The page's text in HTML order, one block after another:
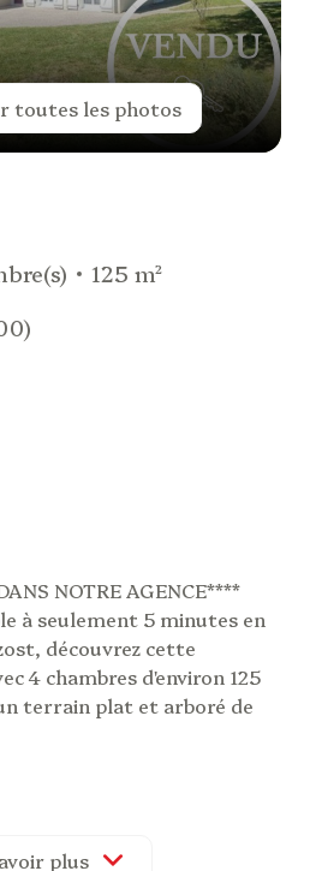
toutes les photos
125 m²
NOTRE AGENCE****
à seulement 5 minutes en
découvrez cette
4 chambres d'environ 125
terrain plat et arboré de
plus